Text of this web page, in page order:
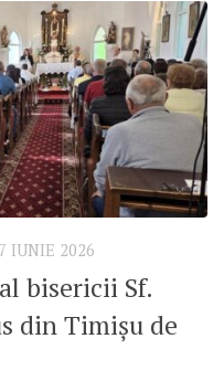
IUNIE 2026
bisericii Sf.
din Timișu de